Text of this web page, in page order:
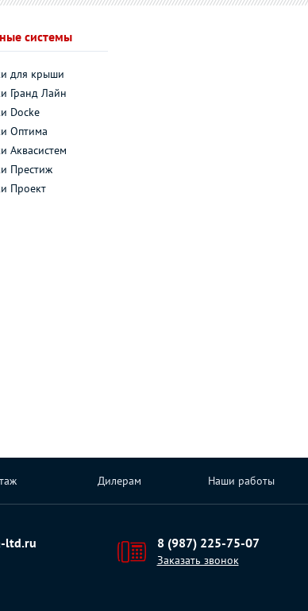
системы
для крыши
Гранд Лайн
Docke
Оптима
Аквасистем
Престиж
Проект
Дилерам Наши работы
ltd.ru 8 (987) 225-75-07
Заказать звонок